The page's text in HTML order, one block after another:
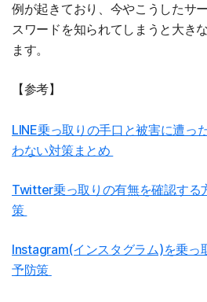
例が起きており、今やこうしたサ
スワードを知られてしまうと大き
ます。
【参考】
LINE乗っ取りの手口と被害に遭っ
わない対策まとめ
Twitter乗っ取りの有無を確認する
策
Instagram(インスタグラム)を乗っ
予防策